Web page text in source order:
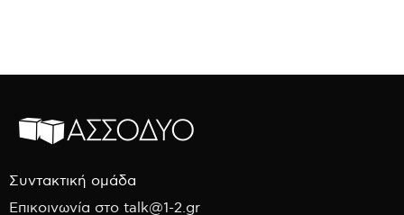
Συντακτική ομάδα
Επικοινωνία στο talk@1-2.gr